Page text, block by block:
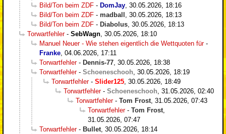
Bild/Ton beim ZDF - DomJay 30.05.2026, 18:16
Bild/Ton beim ZDF - madball
30.05.2026, 18:13
Bild/Ton beim ZDF - Diabolus 30.05.2026, 18:13
Torwartfehler- SebWagn 30.05.2026, 18:10
Manuel Neuer - Wie stehen eigentlich die Wettquoten für-
Franke 04.06.2026, 17:11
Torwartfehler- Dennis-77 30.05.2026, 18:38
Torwartfehler- Schoeneschooh 30.05.2026, 18:19
Torwartfehler- Slider125 30.05.2026, 18:49
Torwartfehler- Schoeneschooh 31.05.2026, 02:40
Torwartfehler- Tom Frost 31.05.2026, 07:43
Torwartfehler- Tom Frost
31.05.2026, 07:47
Torwartfehler- Bullet 30.05.2026, 18:14